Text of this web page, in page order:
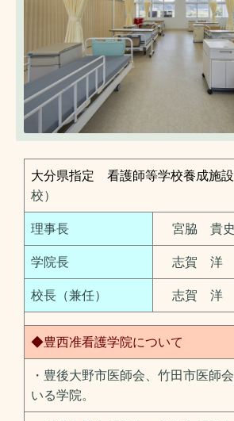
大分県指定 看護師等学校養成施設
校）
理事長 宮脇 貴史
学院長 志賀 洋
校長（兼任） 志賀 洋
◆豊西准看護学院について
・豊後大野市医師会、竹田市医師
いる学院。